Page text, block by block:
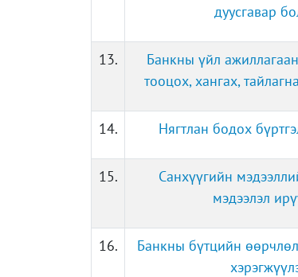
дуусгавар
13.
Банкны үйл
тооцох, хангах,
14. Нягтлан бодох
15.
Санхүүгийн
мэдээлэл
16.
Банкны бүтцийн